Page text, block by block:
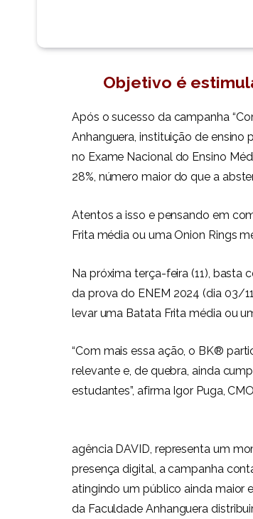
Objetivo é
Após o sucesso da campanha
Anhanguera, instituição de ensino
no Exame Nacional do Ensino
28%, número maior do que a
Atentos a isso e pensando em
Frita média ou uma Onion Rings
Na próxima terça-feira (11), basta
da prova do ENEM 2024 (dia 03/
levar uma Batata Frita média ou
“Com mais essa ação, o BK®
relevante e, de quebra, ainda
estudantes”, afirma Igor Puga,
agência DAVID, representa um
presença digital, a campanha
atingindo um público ainda maior
da Faculdade Anhanguera